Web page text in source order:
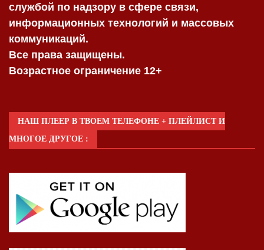
службой по надзору в сфере связи,
информационных технологий и массовых
коммуникаций.
Все права защищены.
Возрастное ограничение 12+
НАШ ПЛЕЕР В ТВОЕМ ТЕЛЕФОНЕ + ПЛЕЙЛИСТ И
МНОГОЕ ДРУГОЕ :